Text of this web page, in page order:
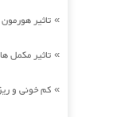
» تاثیر
» تاثیر مکمل
» کم خونی و